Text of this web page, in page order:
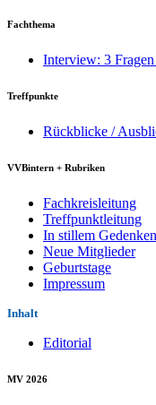
Fachthema
Interview: 3
Treffpunkte
Rückblicke /
VVBintern + Rubriken
Fachkreisleitung
Treffpunktleitung
In stillem Gedenken
Neue Mitglieder
Geburtstage
Impressum
Inhalt
Editorial
MV 2026